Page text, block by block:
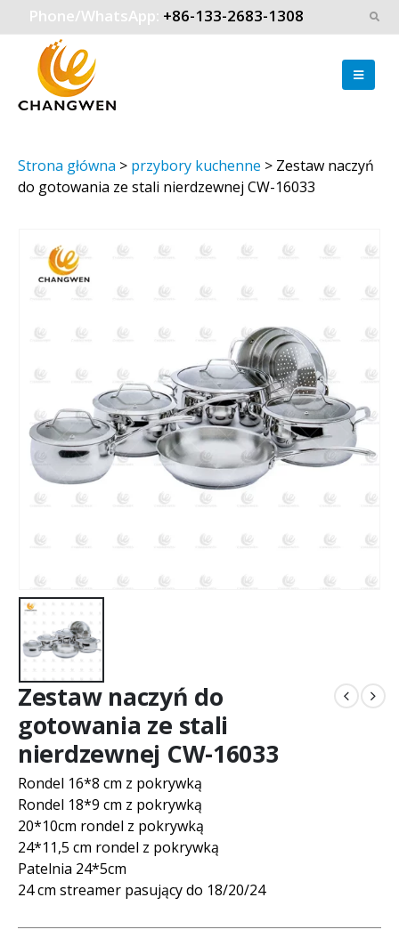
Phone/WhatsApp: +86-133-2683-1308
Strona główna > przybory kuchenne > Zestaw naczyń
do gotowania ze stali nierdzewnej CW-16033
Zestaw naczyń do
gotowania ze stali
nierdzewnej CW-16033
Rondel 16*8 cm z pokrywką
Rondel 18*9 cm z pokrywką
20*10cm rondel z pokrywką
24*11,5 cm rondel z pokrywką
Patelnia 24*5cm
24 cm streamer pasujący do 18/20/24